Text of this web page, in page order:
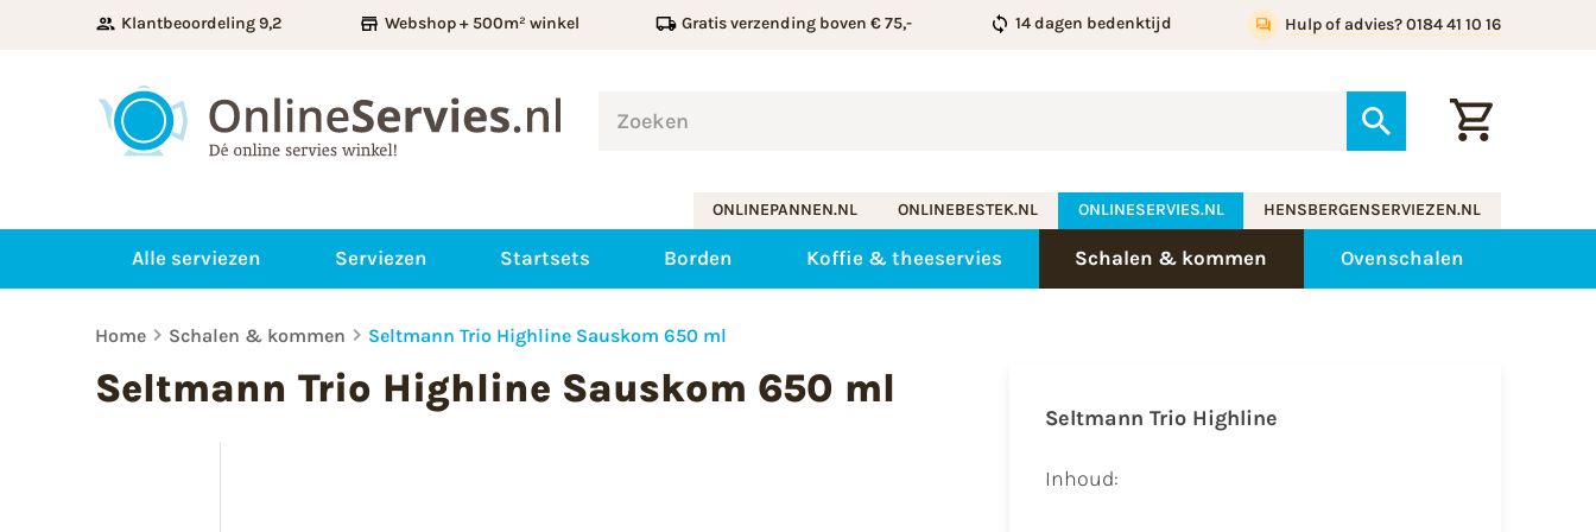
Klantbeoordeling 9,2 Webshop + 500m² winkel Gratis verzending boven € 75,- 14 dagen bedenktijd Hulp of advies? 0184 41 10 16
ONLINEPANNEN.NL ONLINEBESTEK.NL ONLINESERVIES.NL HENSBERGENSERVIEZEN.NL
Alle serviezen Serviezen Startsets Borden Koffie & theeservies Schalen & kommen Ovenschalen
Home Schalen & kommen Seltmann Trio Highline Sauskom 650 ml
Seltmann Trio Highline Sauskom 650 ml
Seltmann Trio Highline
Inhoud: